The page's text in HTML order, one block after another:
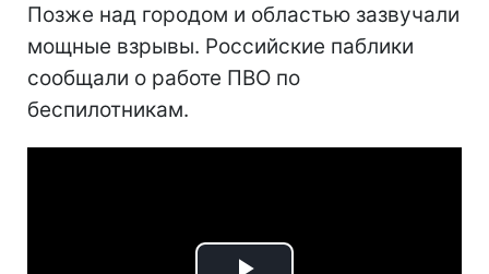
Позже над городом и областью зазвучали
мощные взрывы. Российские паблики
сообщали о работе ПВО по
беспилотникам.